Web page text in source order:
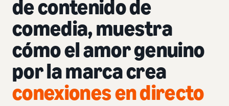
de contenido de
comedia, muestra
cómo el amor genuino
por la marca crea
conexiones en directo